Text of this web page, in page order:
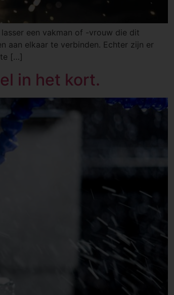
een vakman of -vrouw die dit
aan elkaar te verbinden. Echter zijn er
te […]
in het kort.